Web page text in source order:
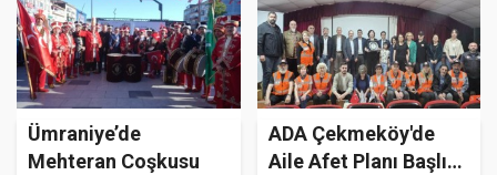
Ümraniye’de
Mehteran Coşkusu
ADA Çekmeköy'de
Aile Afet Planı Başlıklı